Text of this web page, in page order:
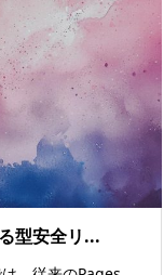
型安全リ...